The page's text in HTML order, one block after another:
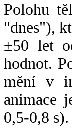
Polohu
"dnes"),
±50 let
hodnot.
mění v
animace
0,5-0,8 s).